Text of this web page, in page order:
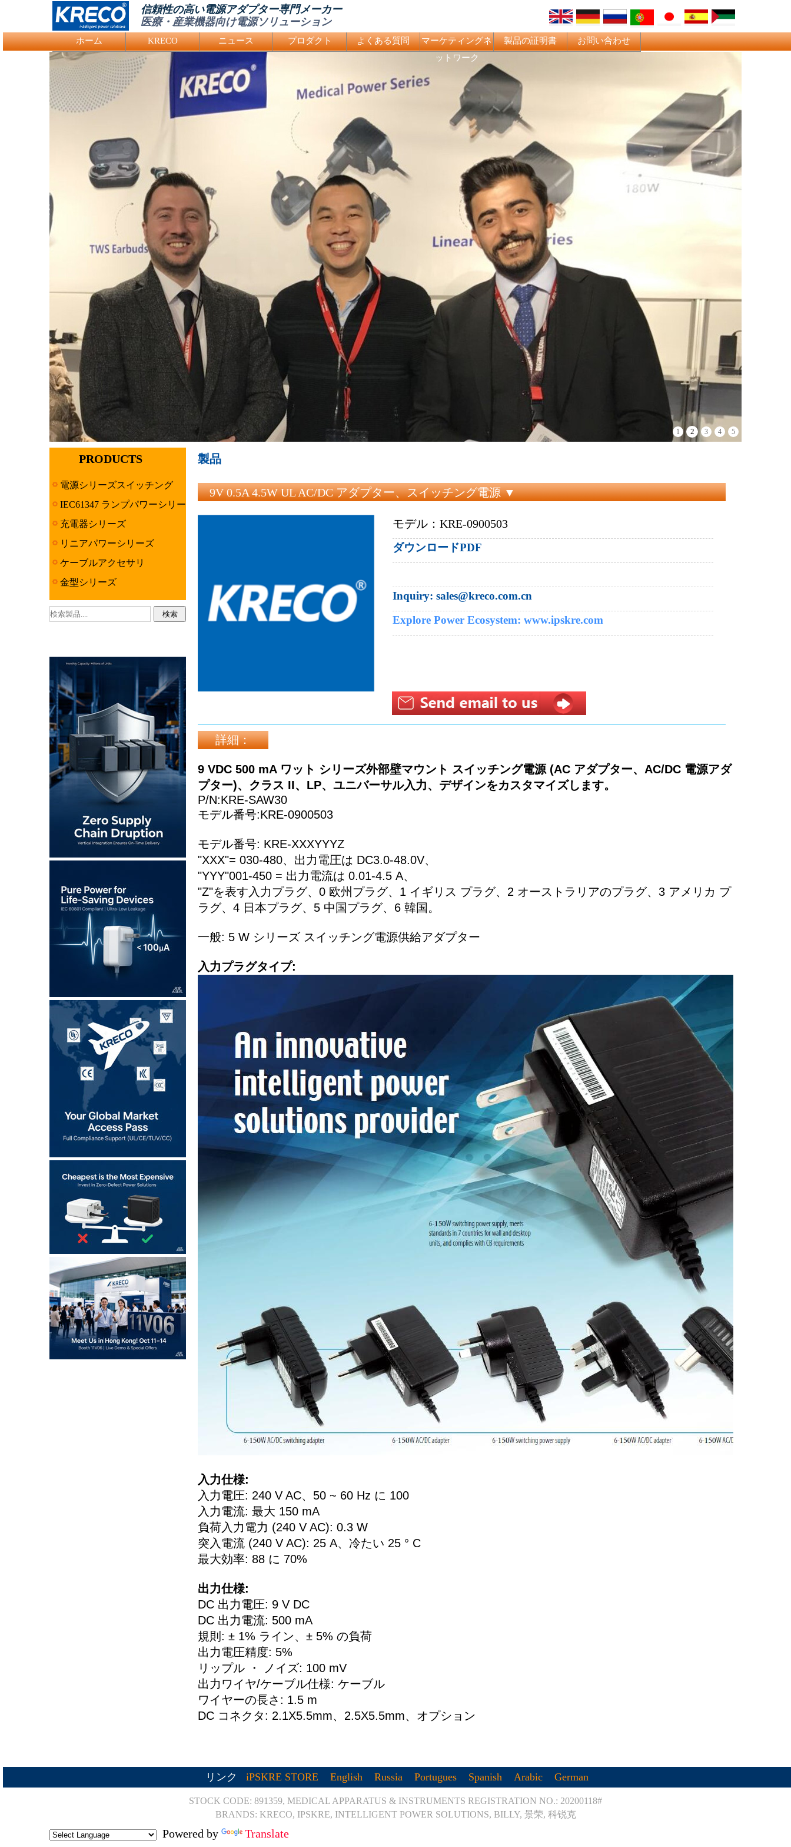
Logo Picture
信頼性の高い電源アダプター専門メーカー
医療・産業機器向け電源ソリューション
ホーム KRECO ニュース プロダクト よくある質問
マーケティングネ
ットワーク
製品の証明書 お問い合わせ
1 2 3 4 5
PRODUCTS
電源シリーズスイッチング
IEC61347 ランプパワーシリー
ズ充電器シリーズ
リニアパワーシリーズ
ケーブルアクセサリ
金型シリーズ
製品
9V 0.5A 4.5W UL AC/DC アダプター、スイッチング電源 ▼
モデル：KRE-0900503
ダウンロードPDF
Inquiry:​ sales@kreco.com.cn
Explore Power Ecosystem: www.ipskre.com
詳細：
9 VDC 500 mA ワット シリーズ外部壁マウント スイッチング電源 (AC アダプター、AC/DC 電源アダ
プター)、クラス II、LP、ユニバーサル入力、デザインをカスタマイズします。
P/N:KRE-SAW30
モデル番号:KRE-0900503
モデル番号: KRE-XXXYYYZ
"XXX"= 030-480、出力電圧は DC3.0-48.0V、
"YYY"001-450 = 出力電流は 0.01-4.5 A、
"Z"を表す入力プラグ、0 欧州プラグ、1 イギリス プラグ、2 オーストラリアのプラグ、3 アメリカ プ
ラグ、4 日本プラグ、5 中国プラグ、6 韓国。
一般: 5 W シリーズ スイッチング電源供給アダプター
入力プラグタイプ:
入力仕様:
入力電圧: 240 V AC、50 ~ 60 Hz に 100
入力電流: 最大 150 mA
負荷入力電力 (240 V AC): 0.3 W
突入電流 (240 V AC): 25 A、冷たい 25 ° C
最大効率: 88 に 70%
出力仕様:
DC 出力電圧: 9 V DC
DC 出力電流: 500 mA
規則: ± 1% ライン、± 5% の負荷
出力電圧精度: 5%
リップル ・ ノイズ: 100 mV
出力ワイヤ/ケーブル仕様: ケーブル
ワイヤーの長さ: 1.5 m
DC コネクタ: 2.1X5.5mm、2.5X5.5mm、オプション
リンク iPSKRE STORE English Russia Portugues Spanish Arabic German
STOCK CODE: 891359, MEDICAL APPARATUS & INSTRUMENTS REGISTRATION NO.: 20200118#
BRANDS: KRECO, IPSKRE, INTELLIGENT POWER SOLUTIONS, BILLY, 景荣, 科锐克
Powered by Translate